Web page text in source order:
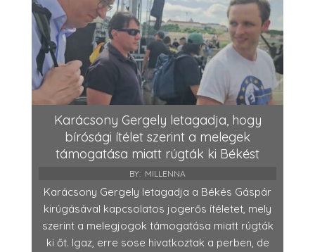
Karácsony Gergely letagadja, hogy
bírósági ítélet szerint a melegek
támogatása miatt rúgták ki Békést
BY: MILLENNA
Karácsony Gergely letagadja a Békés Gáspár
kirúgásával kapcsolatos jogerős ítéletet, mely
szerint a melegjogok támogatása miatt rúgták
ki őt. Igaz, erre sose hivatkoztak a perben, de